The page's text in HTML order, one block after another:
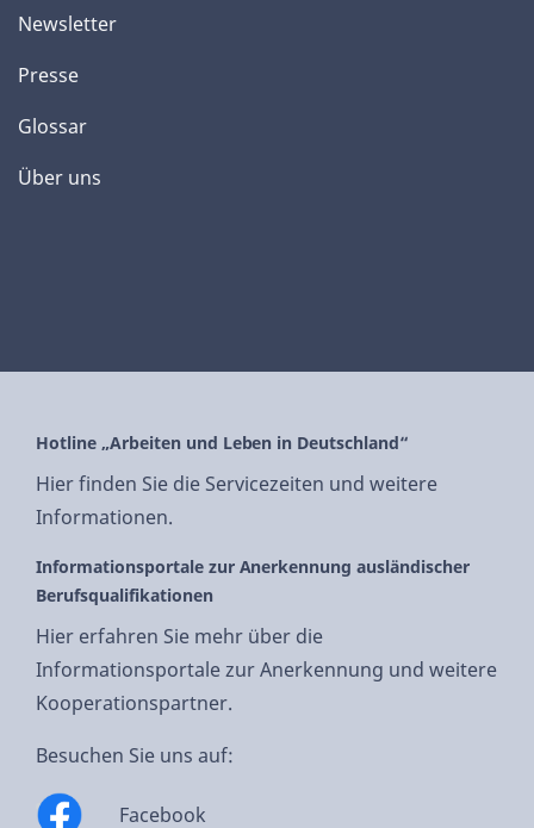
Newsletter
Presse
Glossar
Über uns
Hotline „Arbeiten und Leben in Deutschland“
Hier finden Sie die Servicezeiten und weitere
Informationen.
Informationsportale zur Anerkennung ausländischer
Berufsqualifikationen
Hier erfahren Sie mehr über die
Informationsportale zur Anerkennung und weitere
Kooperationspartner.
Besuchen Sie uns auf:
Facebook